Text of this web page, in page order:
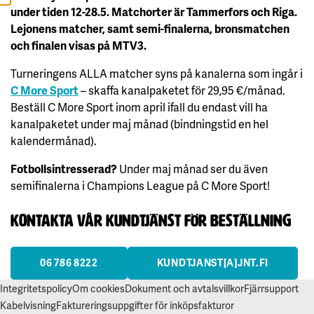
A
L
L
A
A
C
C
E
P
T
E
A
L
L
A
C
O
K
under tiden 12-28.5. Matchorter är Tammerfors och Riga.
Lejonens matcher, samt semi-finalerna, bronsmatchen
och finalen visas på MTV3.
Turneringens ALLA matcher syns på kanalerna som ingår i
C More Sport– skaffa kanalpaketet för 29,95 €/månad.
Beställ C More Sport inom april ifall du endast vill ha
kanalpaketet under maj månad (bindningstid en hel
kalendermånad).
Fotbollsintresserad?Under maj månad ser du även
semifinalerna i Champions League på C More Sport!
Kontakta vår kundtjänst för beställning
06 786 8222
KUNDTJANST[A]JNT.FI
IntegritetspolicyOm cookiesDokument och avtalsvillkorFjärrsupport
KabelvisningFaktureringsuppgifter för inköpsfakturor